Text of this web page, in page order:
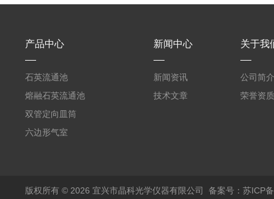
产品中心
石英流通池
熔融石英流通池
双管定向皿筒
六边形气室
新闻中心
新闻资讯
技术文章
关于我
公司简介
荣誉资质
版权所有 © 2026 宜兴市晶科光学仪器有限公司 备案号：苏ICP